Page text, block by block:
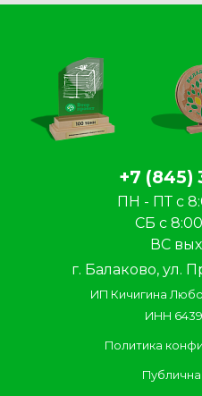
+7 (845)
ПН - ПТ с
СБ с
ВС
г. Балаково, ул.
ИП Кичигина
ИНН
Политика